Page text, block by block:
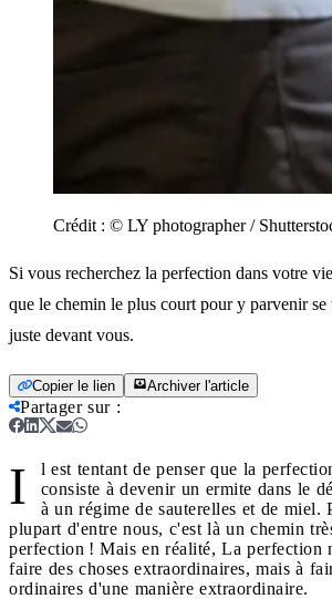
Crédit : © LY photographer /
Si vous recherchez la perfection dans votre
que le chemin le plus court pour y parvenir
juste devant vous.
Copier le lien Archiver l'article
Partager sur:
I
l est tentant de penser que la
consiste à devenir un ermite dans le
à un régime de sauterelles et de miel.
plupart d'entre nous, c'est là un chemin
perfection ! Mais en réalité, La perfection
faire des choses extraordinaires, mais à
ordinaires d'une manière extraordinaire.